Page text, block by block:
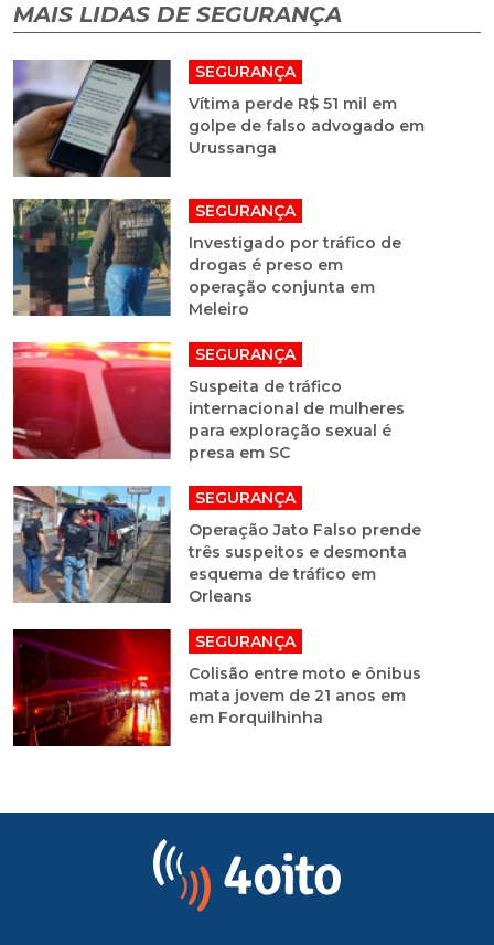
MAIS LIDAS DE SEGURANÇA
SEGURANÇA
Vítima perde R$ 51 mil em
golpe de falso advogado em
Urussanga
SEGURANÇA
Investigado por tráfico de
drogas é preso em
operação conjunta em
Meleiro
SEGURANÇA
Suspeita de tráfico
internacional de mulheres
para exploração sexual é
presa em SC
SEGURANÇA
Operação Jato Falso prende
três suspeitos e desmonta
esquema de tráfico em
Orleans
SEGURANÇA
Colisão entre moto e ônibus
mata jovem de 21 anos em
em Forquilhinha